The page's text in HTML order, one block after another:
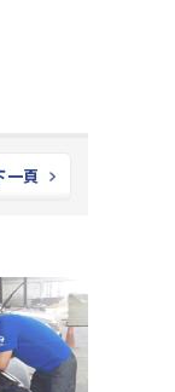
一頁